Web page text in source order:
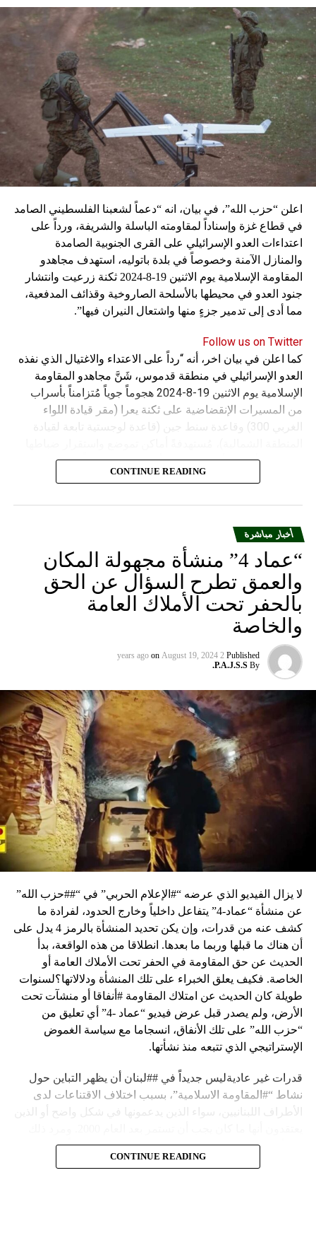
اعلن “حزب الله”، في بيان، انه “دعماً لشعبنا الفلسطيني الصامد
في قطاع غزة وإسناداً لمقاومته الباسلة ‌‏‌‏‌والشريفة، ورداً على
اعتداءات العدو الإسرائيلي على القرى الجنوبية الصامدة
والمنازل الآمنة وخصوصاً في بلدة باتوليه، استهدف مجاهدو
المقاومة الإسلامية يوم الاثنين 19-8-2024 ثكنة زرعيت وانتشار
جنود العدو في محيطها بالأسلحة الصاروخية وقذائف المدفعية،
مما أدى إلى تدمير جزءٍ منها واشتعال النيران فيها”.
Follow us on Twitter
كما اعلن في بيان اخر، أنه “رداً على الاعتداء والاغتيال الذي نفذه
العدو الإسرائيلي في منطقة قدموس، شَنَّ مجاهدو المقاومة
الإسلامية يوم الاثنين 19-8-2024 هجوماً جوياً مُتزامناً بأسراب
من المسيرات الإنقضاضية على ثكنة يعرا (مقر قيادة اللواء
الغربي 300) وقاعدة سنط جين (قاعدة لوجستية تابعة لقيادة
وجنودها وأصابت أهدافها بدقة وأوقعت فيهم عدداً من القتلى
CONTINUE READING
أخبار مباشرة
“عماد 4” منشأة مجهولة المكان
والعمق تطرح السؤال عن الحق
بالحفر تحت الأملاك العامة
والخاصة
Published
2 years ago
on August 19, 2024
By
P.A.J.S.S.
لا يزال الفيديو الذي عرضه “#الإعلام الحربي” في “##حزب الله”
عن منشأة “عماد-4” يتفاعل داخلياً وخارج الحدود، لفرادة ما
كشف عنه من قدرات، وإن يكن تحديد المنشأة بالرمز 4 يدل على
أن هناك ما قبلها وربما ما بعدها. انطلاقا من هذه الواقعة، بدأ
الحديث عن حق المقاومة في الحفر تحت الأملاك العامة أو
الخاصة. فكيف يعلق الخبراء على تلك المنشأة ودلالاتها؟لسنوات
طويلة كان الحديث عن امتلاك المقاومة #أنفاقا أو منشآت تحت
الأرض، ولم يصدر قبل عرض فيديو “عماد -4” أي تعليق من
“حزب الله” على تلك الأنفاق، انسجاما مع سياسة الغموض
الإستراتيجي الذي تتبعه منذ نشأتها.
قدرات غير عاديةليس جديداً في ##لبنان أن يظهر التباين حول
نشاط “#المقاومة الاسلامية”، بسبب اختلاف الاقتناعات لدى
الأطراف اللبنانيين، سواء الذين يدعمونها في شكل واضح أو الذين
إلى أن المقاومة ضد الاحتلال الإسرائيلي لم تكن يوماً محط
إجماع داخلي، وإن كانت القوى اللبنانية المؤمنة بالصراع ضد
CONTINUE READING